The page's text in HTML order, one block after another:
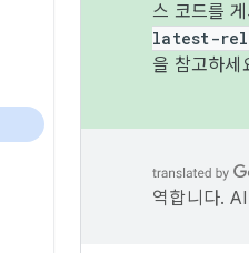
스 코드를
latest-
을 참고하세
역합니다.